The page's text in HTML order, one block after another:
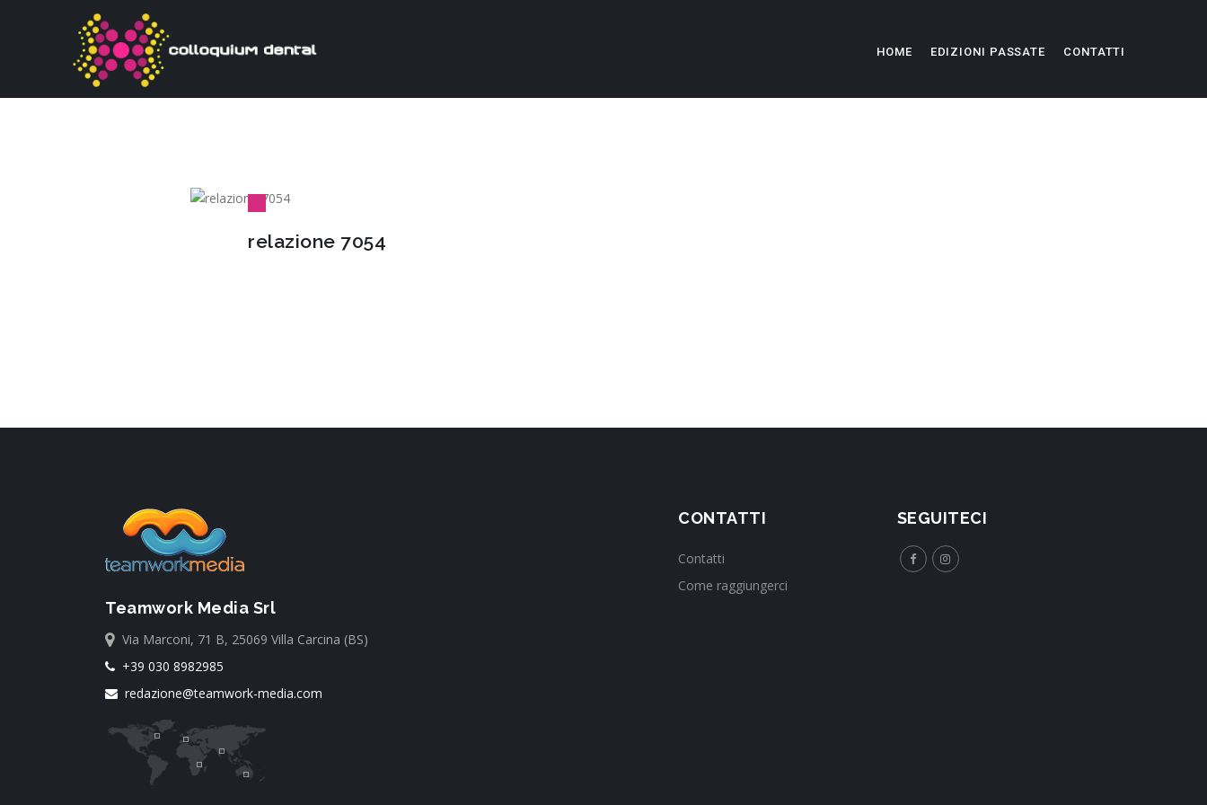
HOME EDIZIONI PASSATE CONTATTI
relazione 7054
Teamwork Media Srl
Via Marconi, 71 B, 25069 Villa Carcina (BS)
+39 030 8982985
redazione@teamwork-media.com
CONTATTI
Contatti
Come raggiungerci
SEGUITECI